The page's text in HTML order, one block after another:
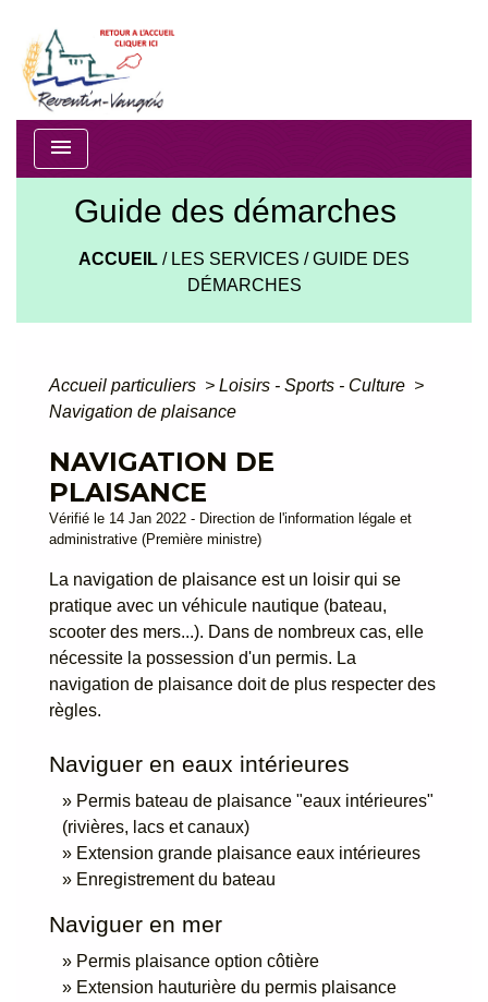
menu
Guide des démarches
ACCUEIL / LES SERVICES /GUIDE DES
DÉMARCHES
Accueil particuliers > Loisirs - Sports - Culture >
Navigation de plaisance
NAVIGATION DE
PLAISANCE
Vérifié le 14 Jan 2022 - Direction de l'information légale et
administrative (Première ministre)
La navigation de plaisance est un loisir qui se
pratique avec un véhicule nautique (bateau,
scooter des mers...). Dans de nombreux cas, elle
nécessite la possession d'un permis. La
navigation de plaisance doit de plus respecter des
règles.
Naviguer en eaux intérieures
Permis bateau de plaisance "eaux intérieures"
(rivières, lacs et canaux)
Extension grande plaisance eaux intérieures
Enregistrement du bateau
Naviguer en mer
Permis plaisance option côtière
Extension hauturière du permis plaisance